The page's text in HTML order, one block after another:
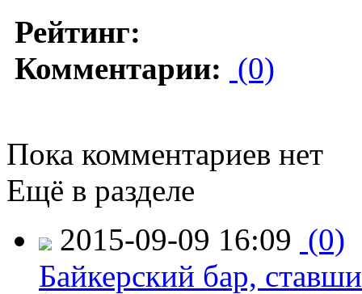
Рейтинг:
Комментарии: (0)
Пока комментариев нет
Ещё в разделе
2015-09-09 16:09 (0)
Байкерский бар,